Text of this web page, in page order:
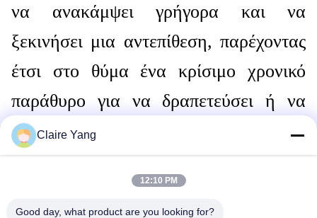
να ανακάμψει γρήγορα και να
ξεκινήσει μια αντεπίθεση, παρέχοντας
έτσι στο θύμα ένα κρίσιμο χρονικό
παράθυρο για να δραπετεύσει ή να
ζητήσει βοήθεια.
Claire Yang
12:10 PM
Good day, what product are you looking for?